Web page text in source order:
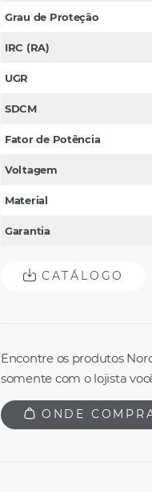
Grau de Proteção
IRC (RA)
UGR
SDCM
Fator de Potência
Voltagem
Material
Garantia
CATÁLOGO
Encontre os produtos
somente com o lojista
ONDE